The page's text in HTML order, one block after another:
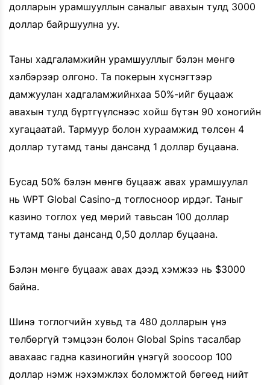
долларын урамшууллын саналыг авахын тулд 3000
доллар байршуулна уу.
Таны хадгаламжийн урамшууллыг бэлэн мөнгө
хэлбэрээр олгоно. Та покерын хүснэгтээр
дамжуулан хадгаламжийнхаа 50%-ийг буцааж
авахын тулд бүртгүүлснээс хойш бүтэн 90 хоногийн
хугацаатай. Тармуур болон хураамжид төлсөн 4
доллар тутамд таны дансанд 1 доллар буцаана.
Бусад 50% бэлэн мөнгө буцааж авах урамшуулал
нь WPT Global Casino-д тоглосноор ирдэг. Таныг
казино тоглох үед мөрий тавьсан 100 доллар
тутамд таны дансанд 0,50 доллар буцаана.
Бэлэн мөнгө буцааж авах дээд хэмжээ нь $3000
байна.
Шинэ тоглогчийн хувьд та 480 долларын үнэ
төлбөргүй тэмцээн болон Global Spins тасалбар
авахаас гадна казиногийн үнэгүй зоосоор 100
доллар нэмж нэхэмжлэх боломжтой бөгөөд нийт